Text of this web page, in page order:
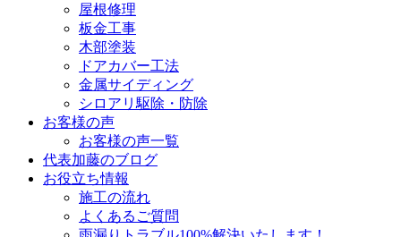
屋根修理
板金工事
木部塗装
ドアカバー工法
金属サイディング
シロアリ駆除・防除
お客様の声
お客様の声一覧
代表加藤のブログ
お役立ち情報
施工の流れ
よくあるご質問